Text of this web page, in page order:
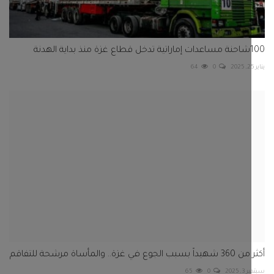
0
64
غزة.. والمأساة مرشحة للتفاقم
0
65